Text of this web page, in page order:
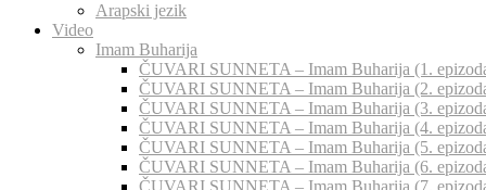
Arapski jezik
Video
Imam Buharija
ČUVARI SUNNETA – Imam Buharija (1.
ČUVARI SUNNETA – Imam Buharija (2.
ČUVARI SUNNETA – Imam Buharija (3.
ČUVARI SUNNETA – Imam Buharija (4.
ČUVARI SUNNETA – Imam Buharija (5.
ČUVARI SUNNETA – Imam Buharija (6.
ČUVARI SUNNETA – Imam Buharija (7.